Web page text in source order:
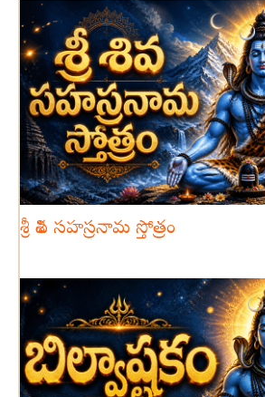
శ్రీ శివ సహస్రనామ స్తోత్రం